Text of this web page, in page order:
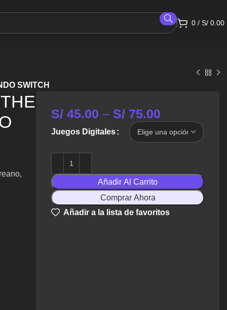
0 / S/ 0.00
SWITCH
S/ 45.00 – S/ 75.00
Juegos Digitales
Añadir Al Carrito
Comprar Ahora
Añadir a la lista de favoritos